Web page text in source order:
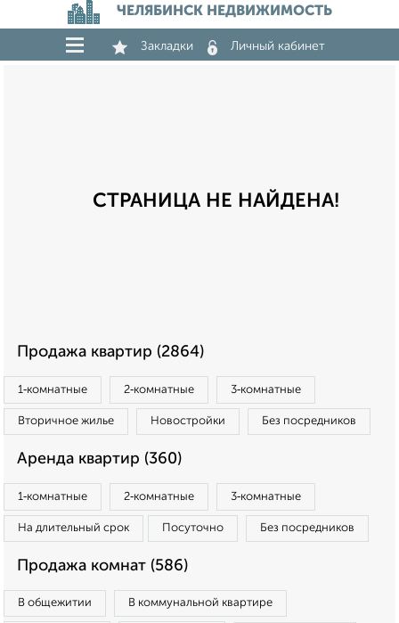
ЧЕЛЯБИНСК НЕДВИЖИМОСТЬ
Закладки Личный кабинет
СТРАНИЦА НЕ НАЙДЕНА!
Продажа квартир (2864)
1‑комнатные 2‑комнатные 3‑комнатные
Вторичное жилье Новостройки Без посредников
Аренда квартир (360)
1‑комнатные 2‑комнатные 3‑комнатные
На длительный срок Посуточно Без посредников
Продажа комнат (586)
В общежитии В коммунальной квартире